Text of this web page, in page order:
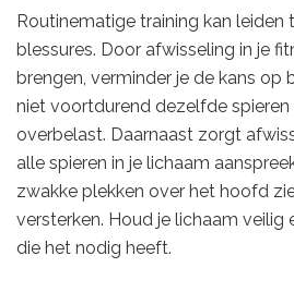
Routinematige training kan leiden
blessures. Door afwisseling in je
brengen, verminder je de kans op
niet voortdurend dezelfde spieren
overbelast. Daarnaast zorgt
alle spieren in je lichaam
zwakke plekken over het hoofd
versterken. Houd je lichaam veilig
die het nodig heeft.